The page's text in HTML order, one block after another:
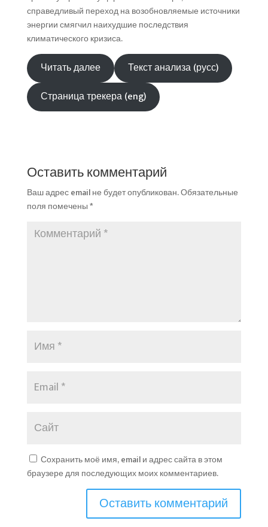
справедливый переход на возобновляемые источники
энергии смягчил наихудшие последствия
климатического кризиса.
Читать далее
Текст анализа (русс)
Страница трекера (eng)
Оставить комментарий
Ваш адрес email не будет опубликован.Обязательные
поля помечены*
Сохранить моё имя, email и адрес сайта в этом
браузере для последующих моих комментариев.